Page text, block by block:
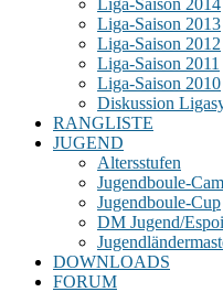
Liga-Saison 2014
Liga-Saison 2013
Liga-Saison 2012
Liga-Saison 2011
Liga-Saison 2010
Diskussion
RANGLISTE
JUGEND
Altersstufen
Jugendboule-
Jugendboule-Cup
DM Jugend/
DOWNLOADS
FORUM